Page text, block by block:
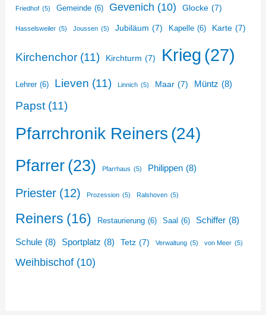
Friedhof (5) Gemeinde (6) Gevenich (10) Glocke (7)
Hasselsweiler (5) Joussen (5) Jubiläum (7) Kapelle (6) Karte (7)
Kirchenchor (11) Kirchturm (7) Krieg (27)
Lehrer (6) Lieven (11) Linnich (5) Maar (7) Müntz (8)
Papst (11)
Pfarrchronik Reiners (24)
Pfarrer(23) Pfarrhaus (5) Philippen (8)
Priester (12) Prozession (5) Ralshoven (5)
Reiners (16) Restaurierung (6) Saal (6) Schiffer (8)
Schule (8) Sportplatz (8) Tetz (7) Verwaltung (5) von Meer (5)
Weihbischof (10)